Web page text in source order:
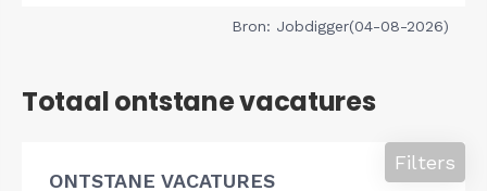
Bron: Jobdigger(04-08-2026)
Totaal ontstane vacatures
ONTSTANE VACATURES
Filters